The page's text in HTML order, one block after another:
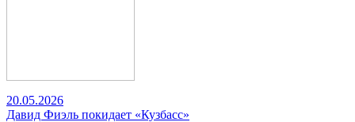
20.05.2026
Давид Фиэль покидает «Кузбасс»